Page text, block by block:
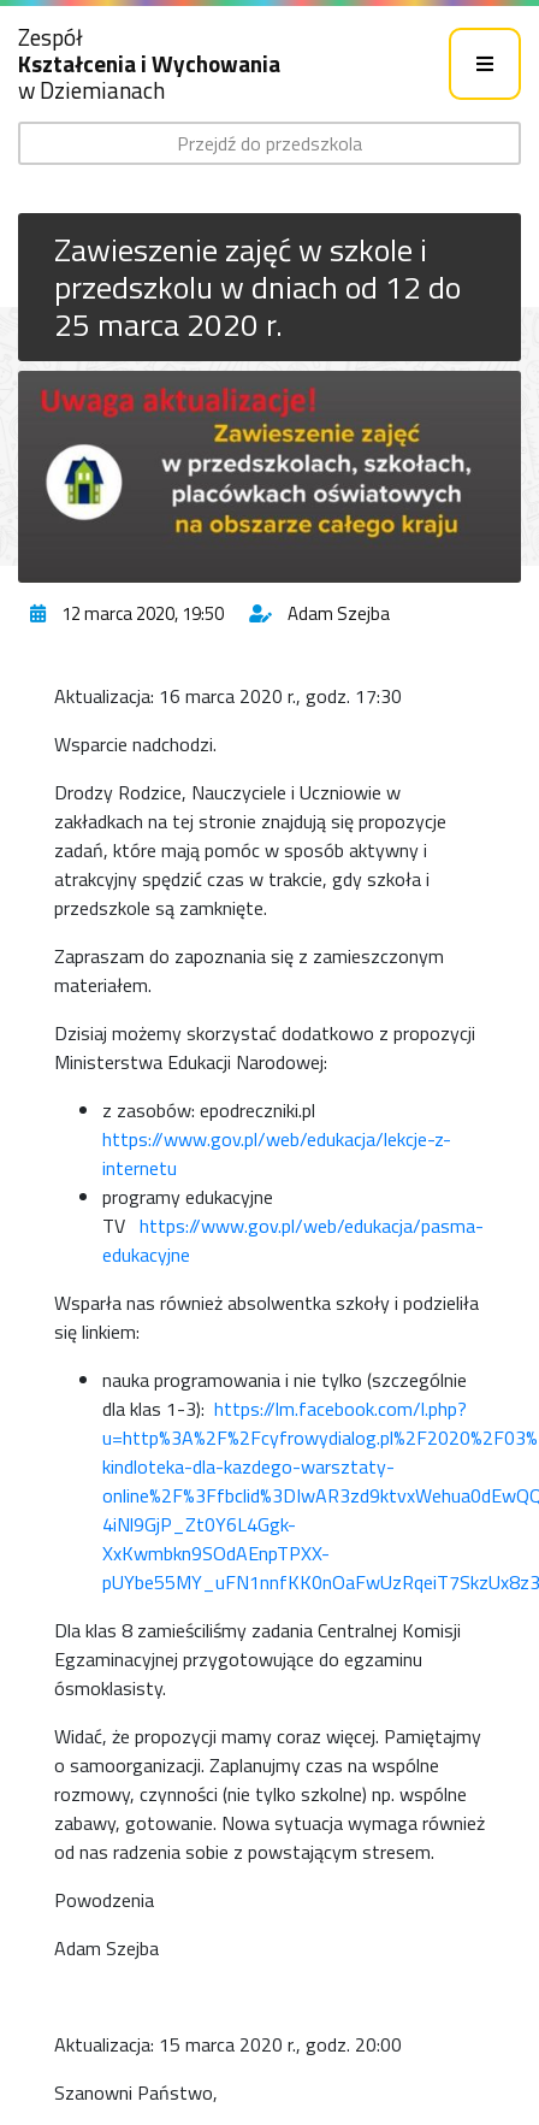
Zespół
Kształcenia i Wychowania
w Dziemianach
Przejdź do przedszkola
Zawieszenie zajęć w szkole i
przedszkolu w dniach od 12 do
25 marca 2020 r.
12 marca 2020, 19:50 Adam Szejba
Aktualizacja: 16 marca 2020 r., godz. 17:30
Wsparcie nadchodzi.
Drodzy Rodzice, Nauczyciele i Uczniowie w
zakładkach na tej stronie znajdują się propozycje
zadań, które mają pomóc w sposób aktywny i
atrakcyjny spędzić czas w trakcie, gdy szkoła i
przedszkole są zamknięte.
Zapraszam do zapoznania się z zamieszczonym
materiałem.
Dzisiaj możemy skorzystać dodatkowo z propozycji
Ministerstwa Edukacji Narodowej:
z zasobów: epodreczniki.pl
https://www.gov.pl/web/edukacja/lekcje-z-
internetu
programy edukacyjne
TV https://www.gov.pl/web/edukacja/pasma-
edukacyjne
Wsparła nas również absolwentka szkoły i podzieliła
się linkiem:
nauka programowania i nie tylko (szczególnie
dla klas 1-3): https://lm.facebook.com/l.php?
kindloteka-dla-kazdego-warsztaty-
4iNl9GjP_Zt0Y6L4Ggk-
XxKwmbkn9SOdAEnpTPXX-
Dla klas 8 zamieściliśmy zadania Centralnej Komisji
Egzaminacyjnej przygotowujące do egzaminu
ósmoklasisty.
Widać, że propozycji mamy coraz więcej. Pamiętajmy
o samoorganizacji. Zaplanujmy czas na wspólne
rozmowy, czynności (nie tylko szkolne) np. wspólne
zabawy, gotowanie. Nowa sytuacja wymaga również
od nas radzenia sobie z powstającym stresem.
Powodzenia
Adam Szejba
Aktualizacja: 15 marca 2020 r., godz. 20:00
Szanowni Państwo,